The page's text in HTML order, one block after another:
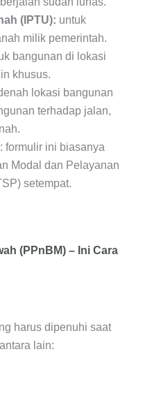
(IPTU): untuk
milik pemerintah.
bangunan di lokasi
khusus.
lokasi bangunan
terhadap jalan,
: formulir ini biasanya
Modal dan Pelayanan
setempat.
(PPnBM) – Ini Cara
harus dipenuhi saat
lain: